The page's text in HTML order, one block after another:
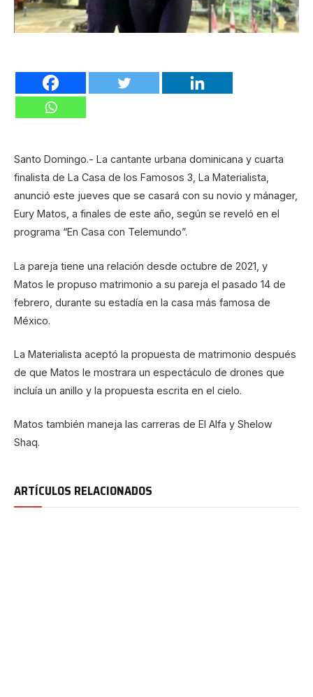
Santo Domingo.- La cantante urbana dominicana y cuarta
finalista de La Casa de los Famosos 3, La Materialista,
anunció este jueves que se casará con su novio y mánager,
Eury Matos, a finales de este año, según se reveló en el
programa “En Casa con Telemundo”.
La pareja tiene una relación desde octubre de 2021, y
Matos le propuso matrimonio a su pareja el pasado 14 de
febrero, durante su estadía en la casa más famosa de
México.
La Materialista aceptó la propuesta de matrimonio después
de que Matos le mostrara un espectáculo de drones que
incluía un anillo y la propuesta escrita en el cielo.
Matos también maneja las carreras de El Alfa y Shelow
Shaq.
ARTÍCULOS RELACIONADOS